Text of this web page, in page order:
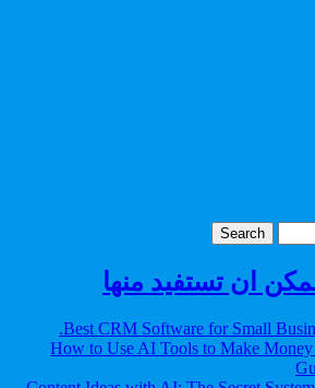
ان تستفيد منها
Best CRM Software for Small
How to Use AI Tools to Make